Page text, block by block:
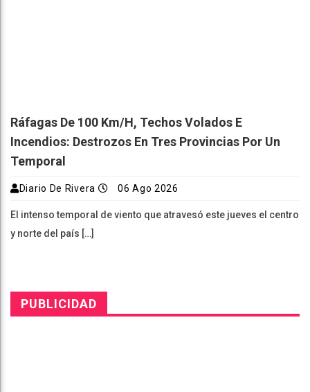
Ráfagas De 100 Km/h, Techos Volados E
Incendios: Destrozos En Tres Provincias Por Un
Temporal
Diario De Rivera 06 Ago 2026
El intenso temporal de viento que atravesó este jueves el centro
y norte del país […]
PUBLICIDAD